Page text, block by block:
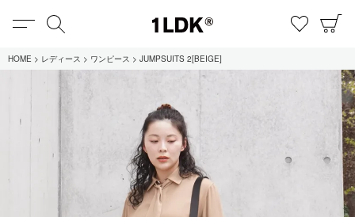
MENU お気に
全てのアイテム
限定
HOME レディース ワンピース JUMPSUITS 2[BEIGE]